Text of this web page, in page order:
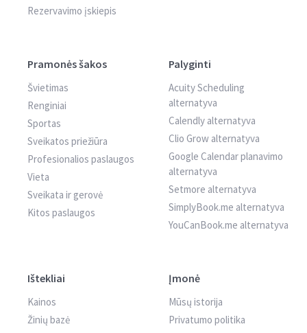
Rezervavimo įskiepis
Pramonės šakos
Švietimas
Renginiai
Sportas
Sveikatos priežiūra
Profesionalios paslaugos
Vieta
Sveikata ir gerovė
Kitos paslaugos
Palyginti
Acuity Scheduling
alternatyva
Calendly alternatyva
Clio Grow alternatyva
Google Calendar planavimo
alternatyva
Setmore alternatyva
SimplyBook.me alternatyva
YouCanBook.me alternatyva
Ištekliai
Kainos
Žinių bazė
Įmonė
Mūsų istorija
Privatumo politika